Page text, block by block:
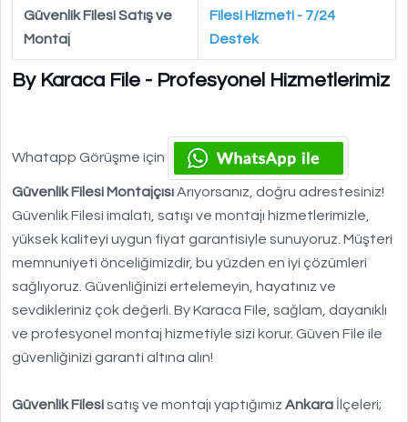
By Karaca File - Profesyonel Hizmetlerimiz
Güvenlik Filesi Satış ve
Montaj
Filesi Hizmeti - 7/24
Destek
Whatapp Görüşme için
Güvenlik Filesi MontajçısıArıyorsanız, doğru adrestesiniz!
Güvenlik Filesi imalatı, satışı ve montajı hizmetlerimizle,
yüksek kaliteyi uygun fiyat garantisiyle sunuyoruz. Müşteri
memnuniyeti önceliğimizdir, bu yüzden en iyi çözümleri
sağlıyoruz. Güvenliğinizi ertelemeyin, hayatınız ve
sevdikleriniz çok değerli. By Karaca File, sağlam, dayanıklı
ve profesyonel montaj hizmetiyle sizi korur. Güven File ile
güvenliğinizi garanti altına alın!
Güvenlik Filesisatış ve montajı yaptığımız Ankara İlçeleri;